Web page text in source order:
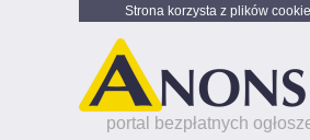
Strona korzysta z plików
portal bezpłatnych